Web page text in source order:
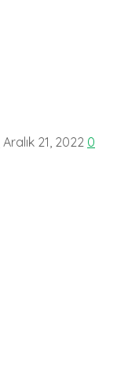
Aralık 21, 2022 0